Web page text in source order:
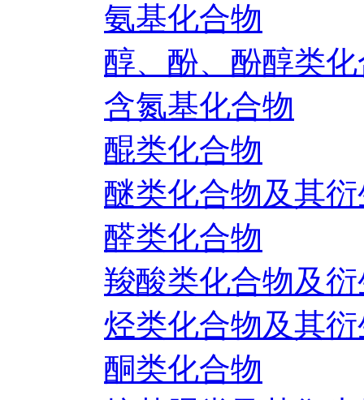
氨基化合物
醇、酚、酚醇类
含氮基化合物
醌类化合物
醚类化合物及其
醛类化合物
羧酸类化合物及
烃类化合物及其
酮类化合物